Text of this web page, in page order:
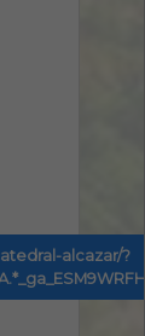
alcazar/?